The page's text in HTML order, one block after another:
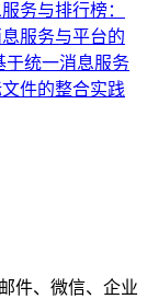
务与排行榜：
服务与平台的
于统一消息服务
件的整合实践
件、微信、企业